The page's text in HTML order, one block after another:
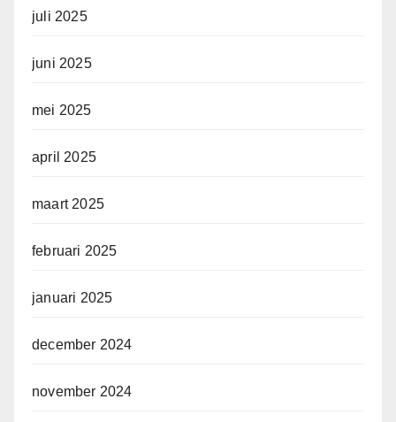
juli 2025
juni 2025
mei 2025
april 2025
maart 2025
februari 2025
januari 2025
december 2024
november 2024